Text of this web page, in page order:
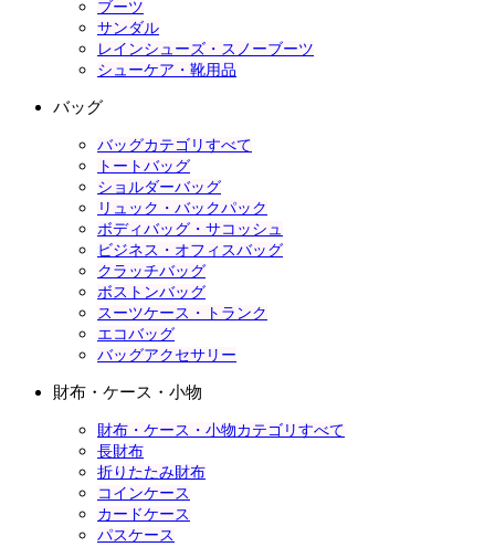
ブーツ
サンダル
レインシューズ・スノーブーツ
シューケア・靴用品
バッグ
バッグカテゴリすべて
トートバッグ
ショルダーバッグ
リュック・バックパック
ボディバッグ・サコッシュ
ビジネス・オフィスバッグ
クラッチバッグ
ボストンバッグ
スーツケース・トランク
エコバッグ
バッグアクセサリー
財布・ケース・小物
財布・ケース・小物カテゴリすべて
長財布
折りたたみ財布
コインケース
カードケース
パスケース